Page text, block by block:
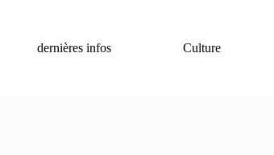
dernières infos
Culture